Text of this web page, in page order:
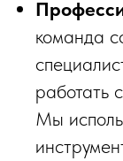
команда
работать
Мы